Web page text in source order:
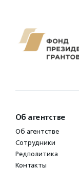
Об агентстве
Об агентстве
Сотрудники
Редполитика
Контакты